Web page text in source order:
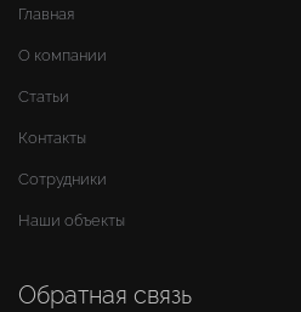
Главная
О компании
Статьи
Контакты
Сотрудники
Наши объекты
Обратная связь